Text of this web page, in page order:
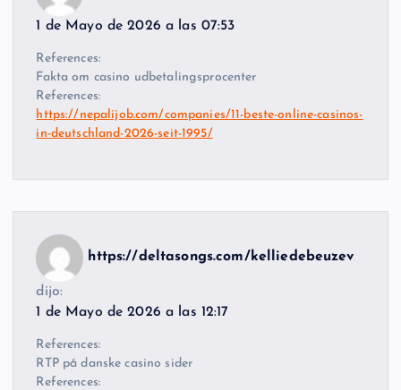
1 de Mayo de 2026 a las 07:53
References:
Fakta om casino udbetalingsprocenter
References:
https://nepalijob.com/companies/11-beste-online-casinos-
in-deutschland-2026-seit-1995/
https://deltasongs.com/kelliedebeuzev
dijo:
1 de Mayo de 2026 a las 12:17
References:
RTP på danske casino sider
References: